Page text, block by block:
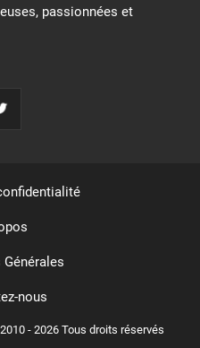
passionnées et
- 2026 Tous droits réservés
nous